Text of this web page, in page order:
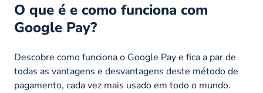
O que é e como funciona com
Google Pay?
Descobre como funciona o Google Pay e fica a par de
todas as vantagens e desvantagens deste método de
pagamento, cada vez mais usado em todo o mundo.